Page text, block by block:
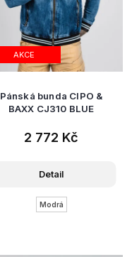
AKCE
Pánská bunda CIPO &
BAXX CJ310 BLUE
2 772 Kč
Detail
Modrá